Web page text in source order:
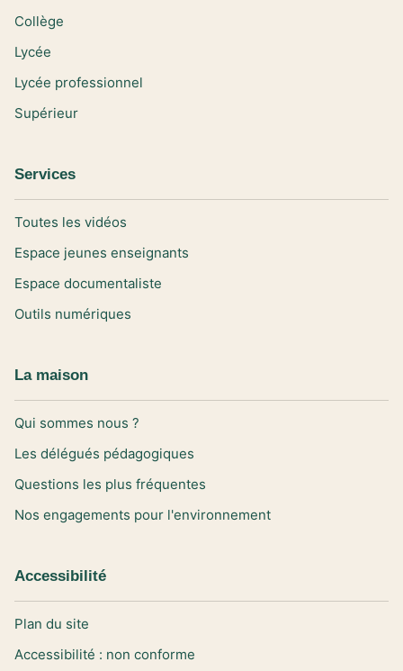
Collège
Lycée
Lycée professionnel
Supérieur
Services
Toutes les vidéos
Espace jeunes enseignants
Espace documentaliste
Outils numériques
La maison
Qui sommes nous ?
Les délégués pédagogiques
Questions les plus fréquentes
Nos engagements pour l'environnement
Accessibilité
Plan du site
Accessibilité : non conforme